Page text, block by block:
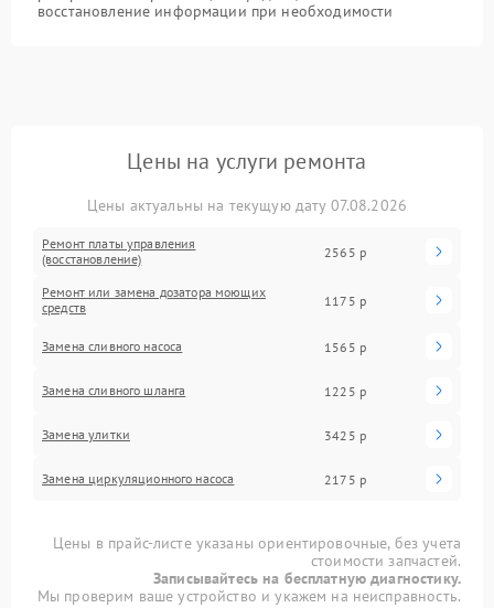
восстановление информации при необходимости
Цены на услуги ремонта
Цены актуальны на текущую дату 07.08.2026
Ремонт платы управления
(восстановление)
2565 р
Ремонт или замена дозатора моющих
средств
1175 р
Замена сливного насоса 1565 р
Замена сливного шланга 1225 р
Замена улитки 3425 р
Замена циркуляционного насоса 2175 р
Цены в прайс-листе указаны ориентировочные, без учета
стоимости запчастей.
Записывайтесь на бесплатную диагностику.
Мы проверим ваше устройство и укажем на неисправность.